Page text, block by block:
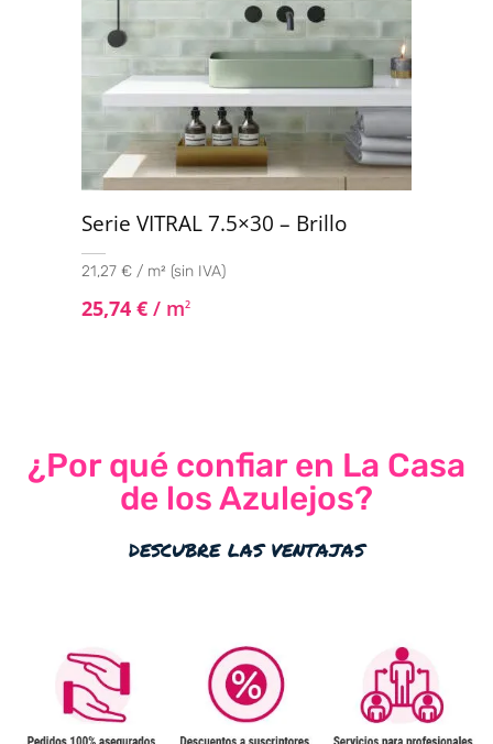
Serie VITRAL 7.5×30 – Brillo
21,27 € / m² (sin IVA)
25,74 € / m2
¿Por qué confiar en La Casa
de los Azulejos?
descubre las ventajas